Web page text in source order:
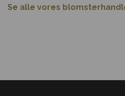
Se alle vores